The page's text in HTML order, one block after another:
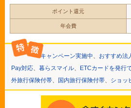
ポイント還元
年会費
キャンペーン実施中 おすすめ法
Pay対応
暮らスマイル ETCカードを発行
外旅行保険付帯
国内旅行保険付帯 ショッ